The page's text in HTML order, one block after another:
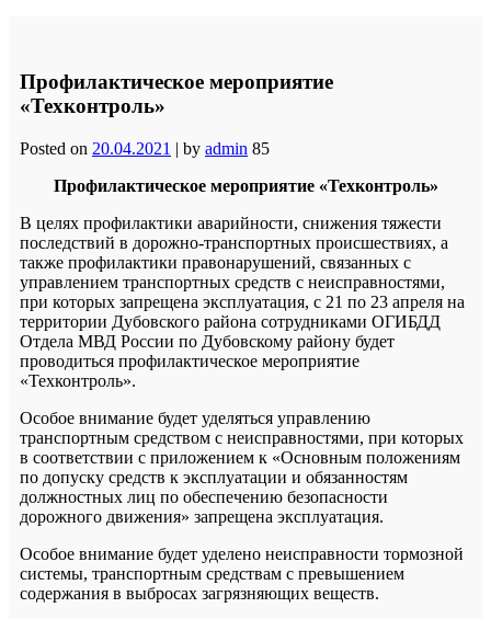
Профилактическое мероприятие
«Техконтроль»
Posted on 20.04.2021 | by admin 85
Профилактическое мероприятие «Техконтроль»
В целях профилактики аварийности, снижения тяжести
последствий в дорожно-транспортных происшествиях, а
также профилактики правонарушений, связанных с
управлением транспортных средств с неисправностями,
при которых запрещена эксплуатация, с 21 по 23 апреля на
территории Дубовского района сотрудниками ОГИБДД
Отдела МВД России по Дубовскому району будет
проводиться профилактическое мероприятие
«Техконтроль».
Особое внимание будет уделяться управлению
транспортным средством с неисправностями, при которых
в соответствии с приложением к «Основным положениям
по допуску средств к эксплуатации и обязанностям
должностных лиц по обеспечению безопасности
дорожного движения» запрещена эксплуатация.
Особое внимание будет уделено неисправности тормозной
системы, транспортным средствам с превышением
содержания в выбросах загрязняющих веществ.